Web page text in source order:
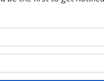
Desvendando os segredos dos
desempenho...